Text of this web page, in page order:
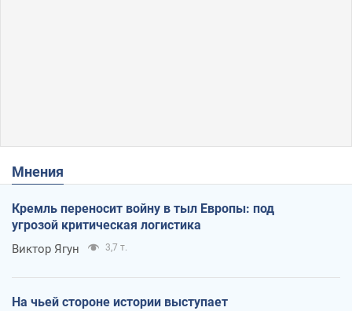
Мнения
Кремль переносит войну в тыл Европы: под
угрозой критическая логистика
Виктор Ягун 3,7 т.
На чьей стороне истории выступает